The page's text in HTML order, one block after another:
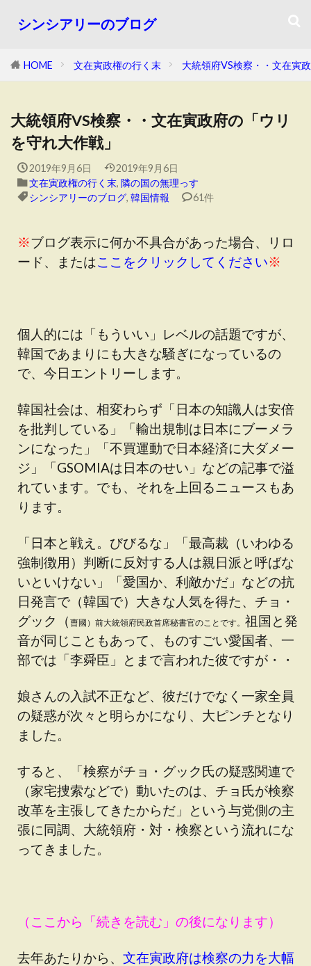
シンシアリーのブログ
HOME 文在寅政権の行く末 大統領府VS検察・・文在寅
大統領府VS検察・・文在寅政府の「ウリ
を守れ大作戦」
2019年9月6日
2019年9月6日
文在寅政権の行く末, 隣の国の無理っす
シンシアリーのブログ, 韓国情報 61件
※ブログ表示に何か不具合があった場合、リロ
ード、またはここをクリックしてください※
個人的には「もういい」レベルの話題ですが、
韓国であまりにも大きな騒ぎになっているの
で、今日エントリーします。
韓国社会は、相変わらず「日本の知識人は安倍
を批判している」「輸出規制は日本にブーメラ
ンになった」「不買運動で日本経済に大ダメー
ジ」「GSOMIAは日本のせい」などの記事で溢
れています。でも、それを上回るニュースもあ
ります。
「日本と戦え。びびるな」「最高裁（いわゆる
強制徴用）判断に反対する人は親日派と呼ばな
いといけない」「愛国か、利敵かだ」などの抗
日発言で（韓国で）大きな人気を得た、チョ・
グック（ 曺國） 前大統領府民政首席秘書官のことです。 祖国と発
音が同じこともあって、ものすごい愛国者、一
部では「李舜臣」とまで言われた彼ですが・・
娘さんの入試不正など、彼だけでなく一家全員
の疑惑が次々と明らかになり、大ピンチとなり
ました。
すると、「検察がチョ・グック氏の疑惑関連で
（家宅捜索などで）動いたのは、チョ氏が検察
改革を主張してきたからだ」という与党側の主
張に同調、大統領府・対・検察という流れにな
ってきました。
（ここから「続きを読む」の後になります）
去年あたりから、 文在寅政府は検察の力を大幅